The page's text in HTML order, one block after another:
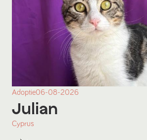
Adoptie06-08-2026
Julian
Cyprus